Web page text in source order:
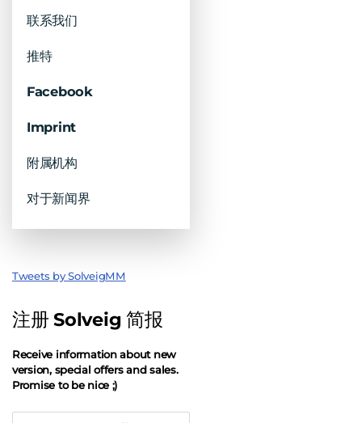
联系我们
推特
Facebook
Imprint
附属机构
对于新闻界
Tweets by SolveigMM
注册 Solveig 简报
Receive information about new
version, special offers and sales.
Promise to be nice ;)